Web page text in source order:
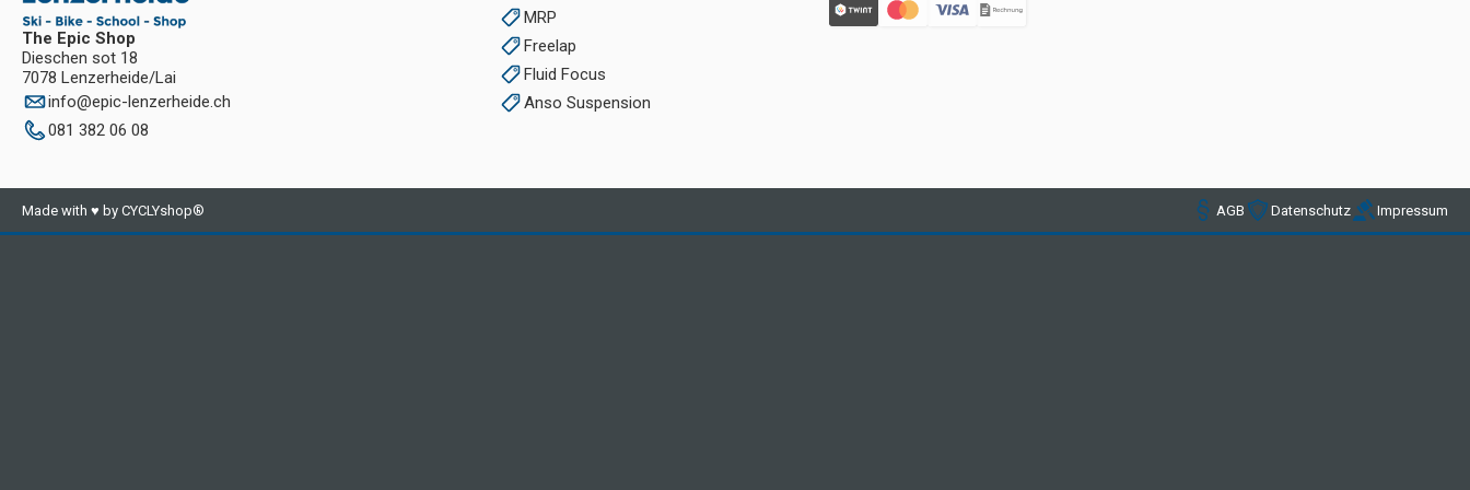
The Epic Shop
Dieschen sot 18
7078 Lenzerheide/Lai
info@epic-lenzerheide.ch
081 382 06 08
MRP
Freelap
Fluid Focus
Anso Suspension
Made with ♥ by CYCLYshop® AGB Datenschutz Impressum